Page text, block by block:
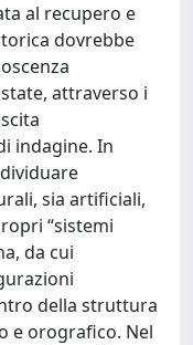
al recupero e
dovrebbe
attraverso i
indagine. In
sia artificiali,
“sistemi
da cui
della struttura
e orografico. Nel